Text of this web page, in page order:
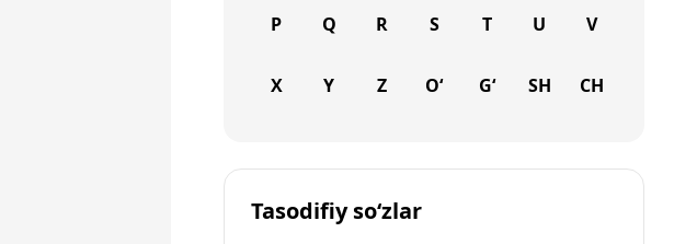
P Q R S T U V
X Y Z O‘ G‘ SH CH
Tasodifiy so‘zlar